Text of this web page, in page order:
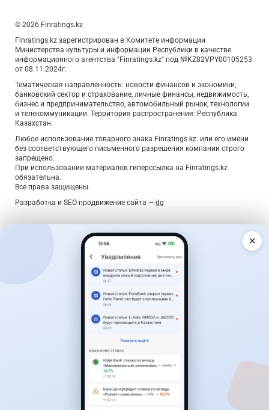
© 2026 Finratings.kz
Finratings.kz зарегистрирован в Комитете информации
Министерства культуры и информации Республики в качестве
информационного агентства "Finratings.kz" под №KZ82VPY00105253
от 08.11.2024г.
Тематическая направленность: новости финансов и экономики,
банковский сектор и страхование, личные финансы, недвижимость,
бизнес и предпринимательство, автомобильный рынок, технологии
и телекоммуникации. Территория распространения: Республика
Казахстан.
Любое использование товарного знака Finratings.kz. или его имени
без соответствующего письменного разрешения компании строго
запрещено.
При использовании материалов гиперссылка на Finratings.kz
обязательна.
Все права защищены.
Разработка и SEO продвижение сайта — dg
Дайджест о деньгах — раз в неделю
Главные новости, лучшие ставки по вкладам и курсы
валют — коротко, по делу, без спама.
Подтверждение — по ссылке в письме. Отписаться можно в
✕